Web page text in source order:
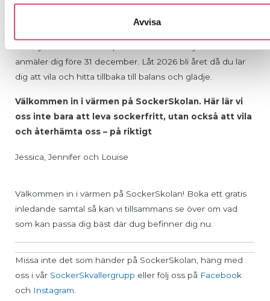
Avvisa
anmäler dig före 31 december. Låt 2026 bli året då du lär
dig att vila och hitta tillbaka till balans och glädje.
Välkommen in i värmen på SockerSkolan. Här lär vi
oss inte bara att leva sockerfritt, utan också att vila
och återhämta oss – på riktigt
Jessica, Jennifer och Louise
Välkommen in i värmen på SockerSkolan! Boka ett gratis
inledande samtal så kan vi tillsammans se över om vad
som kan passa dig bäst där dug befinner dig nu.
Missa inte det som händer på SockerSkolan, häng med
oss i vår SockerSkvallergrupp eller följ oss på Facebook
och Instagram